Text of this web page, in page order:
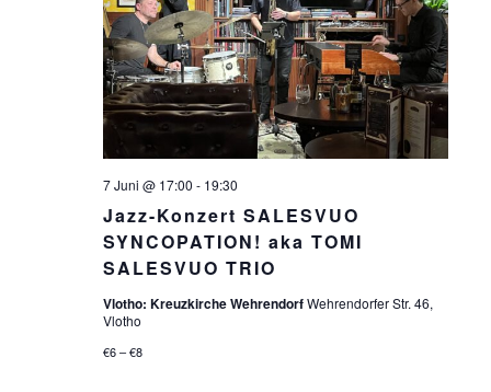
Jazz-Konzert SALESVUO
SYNCOPATION! aka TOMI
SALESVUO TRIO
7 Juni @ 17:00 - 19:30
Vlotho: Kreuzkirche WehrendorfWehrendorfer Str. 46,
Vlotho
€6 – €8